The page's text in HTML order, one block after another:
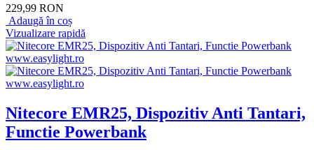
229,99 RON
Adaugă în coș
Vizualizare rapidă
Nitecore EMR25, Dispozitiv Anti Tantari,
Functie Powerbank